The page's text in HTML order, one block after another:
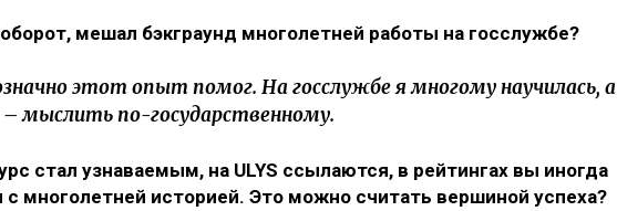
мешал бэкграунд многолетней работы на госслужбе?
этот опыт помог. На госслужбе я многому научилась, а
– мыслить по-государственному.
стал узнаваемым, на ULYS ссылаются, в рейтингах вы иногда
с многолетней историей. Это можно считать вершиной успеха?